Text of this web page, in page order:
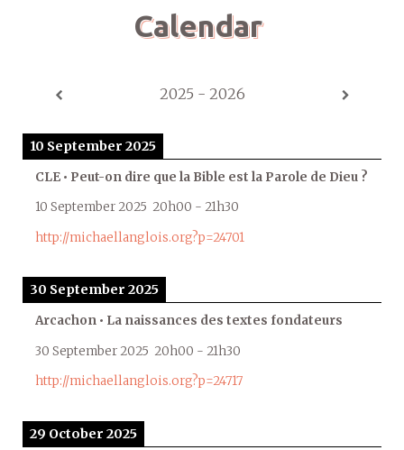
Calendar
2025 - 2026
10 September 2025
CLE • Peut-on dire que la Bible est la Parole de Dieu ?
10 September 2025 20h00 - 21h30
http://michaellanglois.org?p=24701
30 September 2025
Arcachon • La naissances des textes fondateurs
30 September 2025 20h00 - 21h30
http://michaellanglois.org?p=24717
29 October 2025